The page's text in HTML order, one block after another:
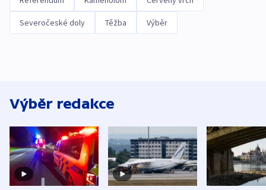
Severočeské doly Těžba Výběr
Výběr redakce